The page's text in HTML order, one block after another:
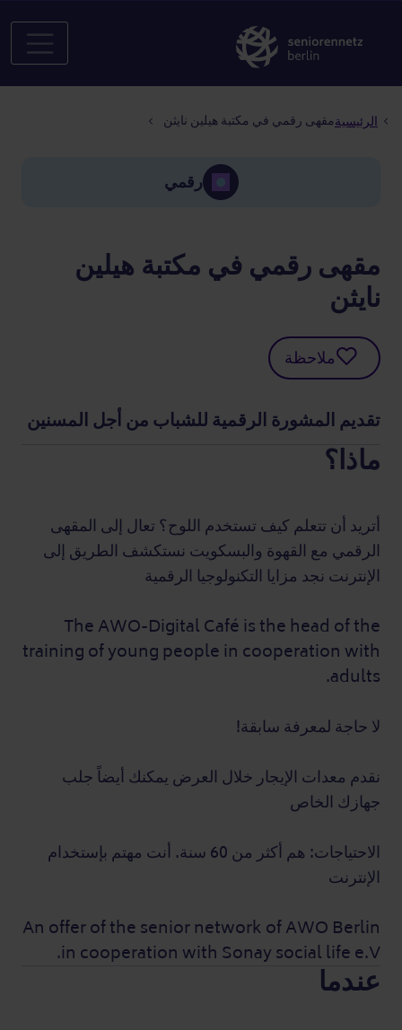
الرئيسيةمقهى رقمي في مكتبة هيلين نايثن
رقمي
مقهى رقمي في مكتبة هيلين
نايثن
ملاحظة
تقديم المشورة الرقمية للشباب من أجل المسنين
ماذا؟
أتريد أن تتعلم كيف تستخدم اللوح؟ تعال إلى المقهى
الرقمي مع القهوة والبسكويت نستكشف الطريق إلى
الإنترنت نجد مزايا التكنولوجيا الرقمية
The AWO-Digital Café is the head of the
training of young people in cooperation with
adults.
لا حاجة لمعرفة سابقة!
نقدم معدات الإيجار خلال العرض يمكنك أيضاً جلب
جهازك الخاص
الاحتياجات: هم أكثر من 60 سنة. أنت مهتم بإستخدام
الإنترنت
An offer of the senior network of AWO Berlin
in cooperation with Sonay social life e.V.
عندما